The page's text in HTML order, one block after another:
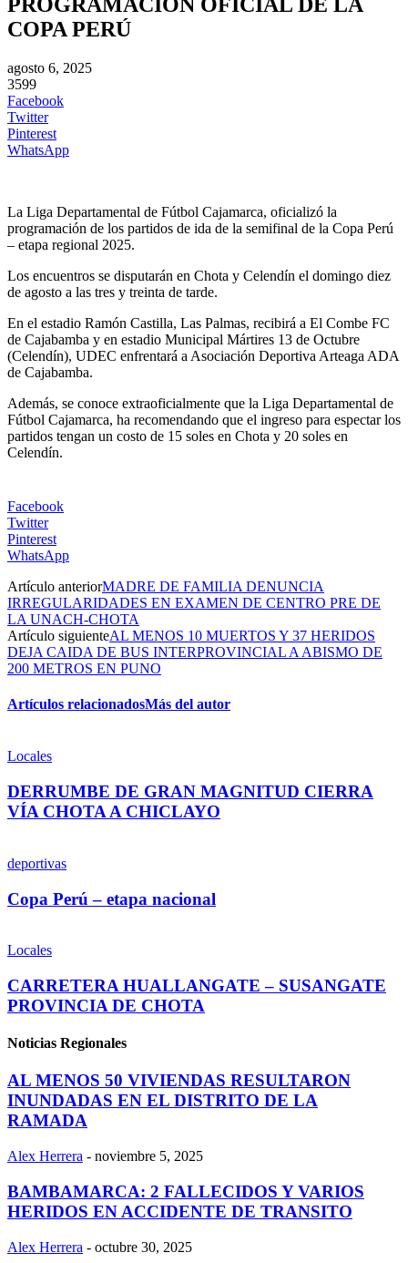
COPA PERÚ
agosto 6, 2025
3599
Facebook
Twitter
Pinterest
WhatsApp
La Liga Departamental de Fútbol Cajamarca, oficializó la
programación de los partidos de ida de la semifinal de la Copa Perú
– etapa regional 2025.
Los encuentros se disputarán en Chota y Celendín el domingo diez
de agosto a las tres y treinta de tarde.
En el estadio Ramón Castilla, Las Palmas, recibirá a El Combe FC
de Cajabamba y en estadio Municipal Mártires 13 de Octubre
(Celendín), UDEC enfrentará a Asociación Deportiva Arteaga ADA
de Cajabamba.
Además, se conoce extraoficialmente que la Liga Departamental de
Fútbol Cajamarca, ha recomendando que el ingreso para espectar los
partidos tengan un costo de 15 soles en Chota y 20 soles en
Celendín.
Facebook
Twitter
Pinterest
WhatsApp
Artículo anteriorMADRE DE FAMILIA DENUNCIA
IRREGULARIDADES EN EXAMEN DE CENTRO PRE DE
LA UNACH-CHOTA
Artículo siguienteAL MENOS 10 MUERTOS Y 37 HERIDOS
DEJA CAIDA DE BUS INTERPROVINCIAL A ABISMO DE
200 METROS EN PUNO
Artículos relacionadosMás del autor
Locales
DERRUMBE DE GRAN MAGNITUD CIERRA
VÍA CHOTA A CHICLAYO
deportivas
Copa Perú – etapa nacional
Locales
CARRETERA HUALLANGATE – SUSANGATE
PROVINCIA DE CHOTA
Noticias Regionales
AL MENOS 50 VIVIENDAS RESULTARON
INUNDADAS EN EL DISTRITO DE LA
RAMADA
Alex Herrera - noviembre 5, 2025
BAMBAMARCA: 2 FALLECIDOS Y VARIOS
HERIDOS EN ACCIDENTE DE TRANSITO
Alex Herrera - octubre 30, 2025